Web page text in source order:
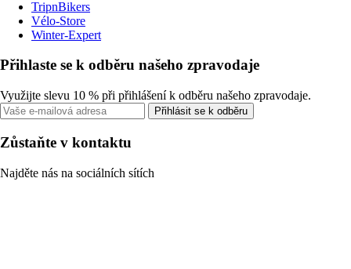
TripnBikers
Vélo-Store
Winter-Expert
Přihlaste se k odběru našeho zpravodaje
Využijte slevu 10 % při přihlášení k odběru našeho zpravodaje.
Přihlásit se k odběru
Zůstaňte v kontaktu
Najděte nás na sociálních sítích